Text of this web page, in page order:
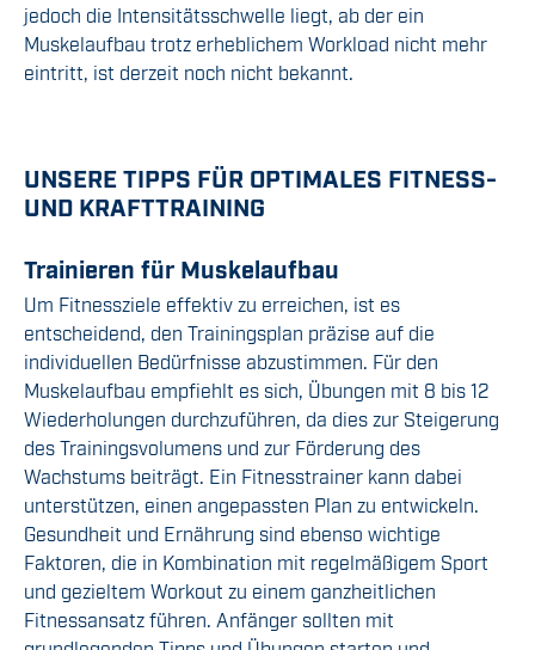
jedoch die Intensitätsschwelle liegt, ab der ein
Muskelaufbau trotz erheblichem Workload nicht mehr
eintritt, ist derzeit noch nicht bekannt.
UNSERE TIPPS FÜR OPTIMALES FITNESS-
UND KRAFTTRAINING
Trainieren für Muskelaufbau
Um Fitnessziele effektiv zu erreichen, ist es
entscheidend, den Trainingsplan präzise auf die
individuellen Bedürfnisse abzustimmen. Für den
Muskelaufbau empfiehlt es sich, Übungen mit 8 bis 12
Wiederholungen durchzuführen, da dies zur Steigerung
des Trainingsvolumens und zur Förderung des
Wachstums beiträgt. Ein Fitnesstrainer kann dabei
unterstützen, einen angepassten Plan zu entwickeln.
Gesundheit und Ernährung sind ebenso wichtige
Faktoren, die in Kombination mit regelmäßigem Sport
und gezieltem Workout zu einem ganzheitlichen
Fitnessansatz führen. Anfänger sollten mit